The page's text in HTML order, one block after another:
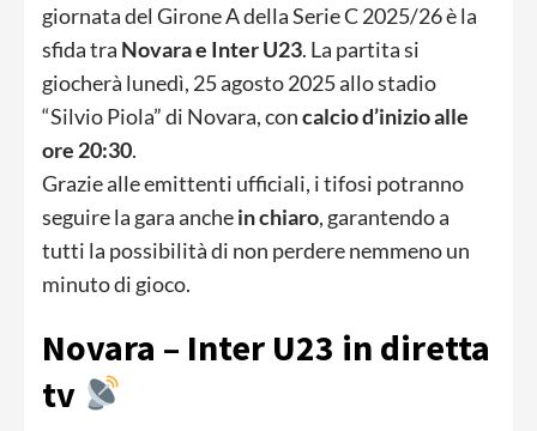
giornata del Girone A della Serie C 2025/26 è la
sfida tra Novara e Inter U23. La partita si
giocherà lunedì, 25 agosto 2025 allo stadio
“Silvio Piola” di Novara, concalcio d’inizio alle
ore 20:30.
Grazie alle emittenti ufficiali, i tifosi potranno
seguire la gara anchein chiaro, garantendo a
tutti la possibilità di non perdere nemmeno un
minuto di gioco.
Novara – Inter U23 in diretta
tv